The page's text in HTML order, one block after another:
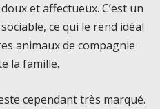
et affectueux. C’est un
ce qui le rend idéal
animaux de compagnie
la famille.
cependant très marqué.